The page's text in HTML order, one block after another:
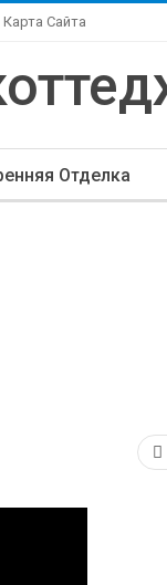
Карта Сайта
Отделка